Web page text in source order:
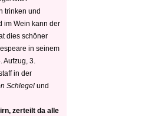
trinken und
im Wein kann der
dies schöner
in seinem
Aufzug, 3.
in der
Schlegel und
zerteilt da alle